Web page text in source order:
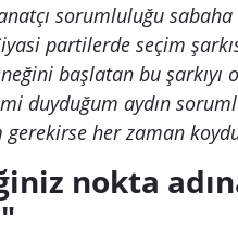
sorumluluğu
partilerde seçim
başlatan bu
duyduğum aydın
gerekirse her zaman
nokta